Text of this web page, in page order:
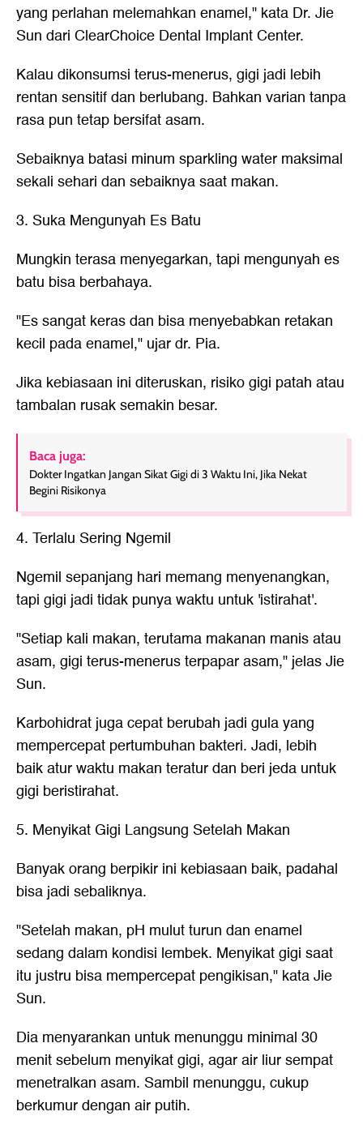
yang perlahan melemahkan enamel," kata Dr. Jie
Sun dari ClearChoice Dental Implant Center.
Kalau dikonsumsi terus-menerus, gigi jadi lebih
rentan sensitif dan berlubang. Bahkan varian tanpa
rasa pun tetap bersifat asam.
Sebaiknya batasi minum sparkling water maksimal
sekali sehari dan sebaiknya saat makan.
3. Suka Mengunyah Es Batu
Mungkin terasa menyegarkan, tapi mengunyah es
batu bisa berbahaya.
"Es sangat keras dan bisa menyebabkan retakan
kecil pada enamel," ujar dr. Pia.
Jika kebiasaan ini diteruskan, risiko gigi patah atau
tambalan rusak semakin besar.
Baca juga:
Dokter Ingatkan Jangan Sikat Gigi di 3 Waktu Ini, Jika Nekat
Begini Risikonya
4. Terlalu Sering Ngemil
Ngemil sepanjang hari memang menyenangkan,
tapi gigi jadi tidak punya waktu untuk 'istirahat'.
"Setiap kali makan, terutama makanan manis atau
asam, gigi terus-menerus terpapar asam," jelas Jie
Sun.
Karbohidrat juga cepat berubah jadi gula yang
mempercepat pertumbuhan bakteri. Jadi, lebih
baik atur waktu makan teratur dan beri jeda untuk
gigi beristirahat.
5. Menyikat Gigi Langsung Setelah Makan
Banyak orang berpikir ini kebiasaan baik, padahal
bisa jadi sebaliknya.
"Setelah makan, pH mulut turun dan enamel
sedang dalam kondisi lembek. Menyikat gigi saat
itu justru bisa mempercepat pengikisan," kata Jie
Sun.
Dia menyarankan untuk menunggu minimal 30
menit sebelum menyikat gigi, agar air liur sempat
menetralkan asam. Sambil menunggu, cukup
berkumur dengan air putih.